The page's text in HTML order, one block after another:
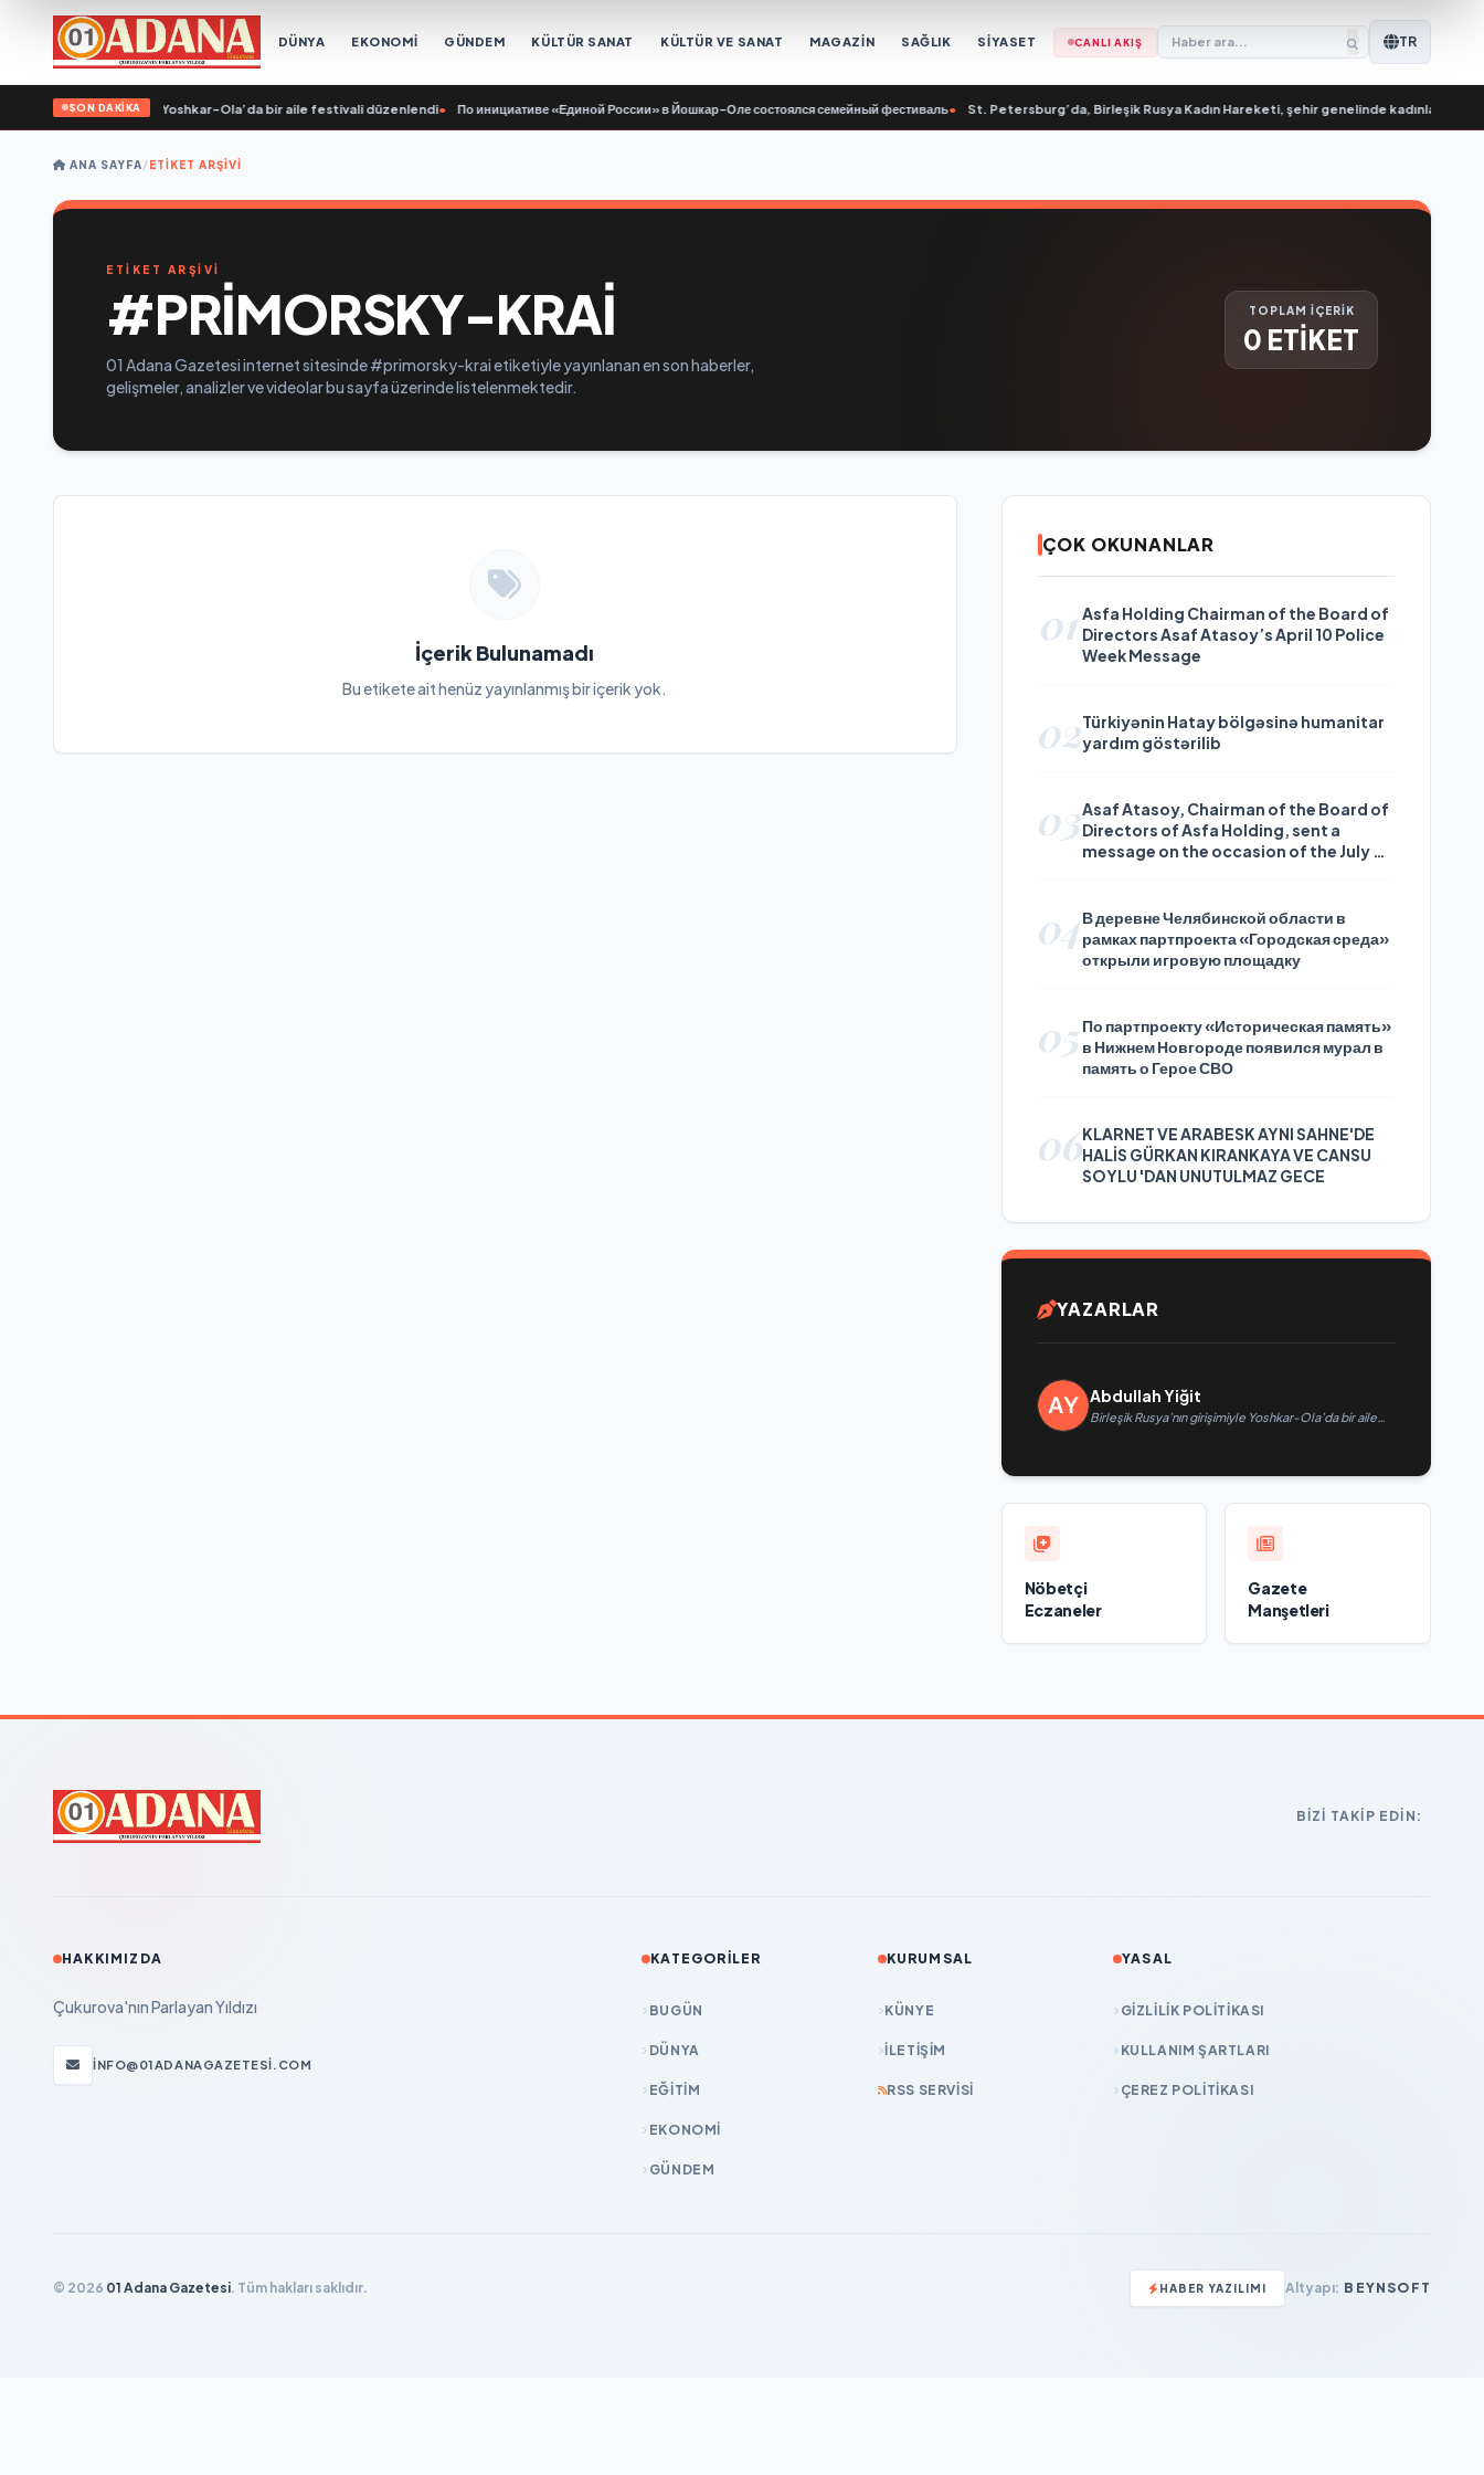
DÜNYA EKONOMİ GÜNDEM KÜLTÜR SANAT KÜLTÜR VE SANAT MAGAZİN SAĞLIK SİYASET CANLI AKIŞ TR
SON DAKİKA
Rusya’nın girişimiyle Yoshkar-Ola’da bir aile festivali düzenlendi• По инициативе «Единой России» в Йошкар-Оле состоялся семейный фестиваль• St. Petersburg’da, Birleşik Rusya Kadın Hareketi, şehir genelinde kadınlara
ANA SAYFA/ETIKET ARŞIVI
ETİKET ARŞİVİ
#PRIMORSKY-KRAI
01 Adana Gazetesi internet sitesinde #primorsky-krai etiketiyle yayınlanan en son haberler,
gelişmeler, analizler ve videolar bu sayfa üzerinde listelenmektedir.
TOPLAM İÇERİK
0 ETİKET
İçerik Bulunamadı
Bu etikete ait henüz yayınlanmış bir içerik yok.
ÇOK OKUNANLAR
01 Asfa Holding Chairman of the Board of
Directors Asaf Atasoy’s April 10 Police
Week Message
02Türkiyənin Hatay bölgəsinə humanitar
yardım göstərilib
03Asaf Atasoy, Chairman of the Board of
Directors of Asfa Holding, sent a
message on the occasion of the July 24
04В деревне Челябинской области в
рамках партпроекта «Городская среда»
открыли игровую площадку
05 По партпроекту «Историческая память»
в Нижнем Новгороде появился мурал в
память о Герое СВО
06KLARNET VE ARABESK AYNI SAHNE'DE
HALİS GÜRKAN KIRANKAYA VE CANSU
SOYLU 'DAN UNUTULMAZ GECE
YAZARLAR
Abdullah Yiğit
Birleşik Rusya’nın girişimiyle Yoshkar-Ola’da bir aile
Nöbetçi
Eczaneler
Gazete
Manşetleri
BIZI TAKIP EDIN:
HAKKIMIZDA
Çukurova'nın Parlayan Yıldızı
INFO@01ADANAGAZETESI.COM
KATEGORILER
BUGÜN
DÜNYA
EĞİTİM
EKONOMİ
GÜNDEM
KURUMSAL
KÜNYE
İLETIŞIM
RSS SERVISI
YASAL
GIZLILIK POLITIKASI
KULLANIM ŞARTLARI
ÇEREZ POLITIKASI
© 2026 01 Adana Gazetesi. Tüm hakları saklıdır. HABER YAZILIMI Altyapı: BEYNSOFT